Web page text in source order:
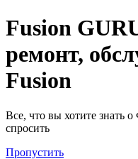
Fusion
ремонт,
Fusion
Все, что вы хотите знать
спросить
Пропустить